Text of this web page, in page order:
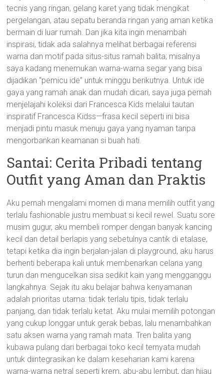
tecnis yang ringan, gelang karet yang tidak mengikat
pergelangan, atau sepatu beranda ringan yang aman ketika
bermain di luar rumah. Dan jika kita ingin menambah
inspirasi, tidak ada salahnya melihat berbagai referensi
warna dan motif pada situs-situs ramah balita; misalnya
saya kadang menemukan warna-warna segar yang bisa
dijadikan “pemicu ide” untuk minggu berikutnya. Untuk ide
gaya yang ramah anak dan mudah dicari, saya juga pernah
menjelajahi koleksi dari Francesca Kids melalui tautan
inspiratif Francesca Kidss—frasa kecil seperti ini bisa
menjadi pintu masuk menuju gaya yang nyaman tanpa
mengorbankan keamanan si buah hati.
Santai: Cerita Pribadi tentang
Outfit yang Aman dan Praktis
Aku pernah mengalami momen di mana memilih outfit yang
terlalu fashionable justru membuat si kecil rewel. Suatu sore
musim gugur, aku membeli romper dengan banyak kancing
kecil dan detail berlapis yang sebetulnya cantik di etalase,
tetapi ketika dia ingin berjalan-jalan di playground, aku harus
berhenti beberapa kali untuk membenarkan celana yang
turun dan mengucelkan sisa sedikit kain yang mengganggu
langkahnya. Sejak itu aku belajar bahwa kenyamanan
adalah prioritas utama: tidak terlalu tipis, tidak terlalu
panjang, dan tidak terlalu ketat. Aku mulai memilih potongan
yang cukup longgar untuk gerak bebas, lalu menambahkan
satu aksen warna yang ramah mata. Tren balita yang
kubawa pulang dari berbagai toko kecil ternyata mudah
untuk diintegrasikan ke dalam keseharian kami karena
warna-warna netral seperti krem, abu-abu lembut, dan hijau